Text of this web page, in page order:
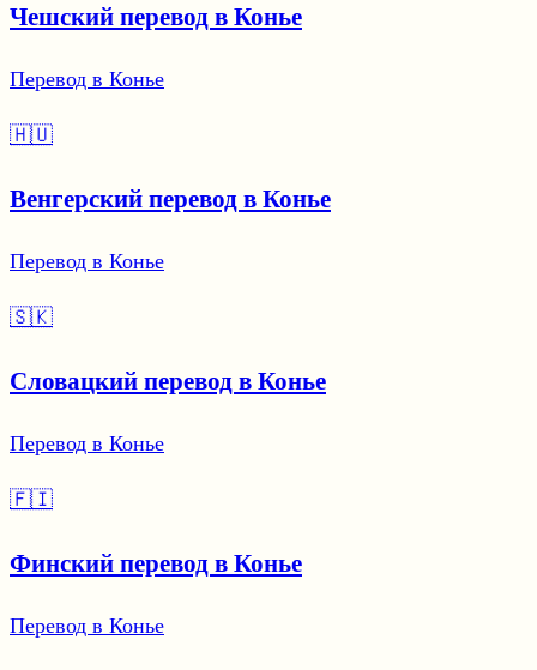
Чешский перевод в Конье
Перевод в Конье
🇭🇺
Венгерский перевод в Конье
Перевод в Конье
🇸🇰
Словацкий перевод в Конье
Перевод в Конье
🇫🇮
Финский перевод в Конье
Перевод в Конье